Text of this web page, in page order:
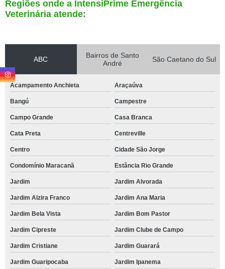
Regiões onde a IntensiPrime Emergência
Veterinária atende:
ABC
Bairros de Santo
André
São Caetano do Sul
Acampamento Anchieta Araçaúva
Bangú Campestre
Campo Grande Casa Branca
Cata Preta Centreville
Centro Cidade São Jorge
Condomínio Maracanã Estância Rio Grande
Jardim Jardim Alvorada
Jardim Alzira Franco Jardim Ana Maria
Jardim Bela Vista Jardim Bom Pastor
Jardim Cipreste Jardim Clube de Campo
Jardim Cristiane Jardim Guarará
Jardim Guaripocaba Jardim Ipanema